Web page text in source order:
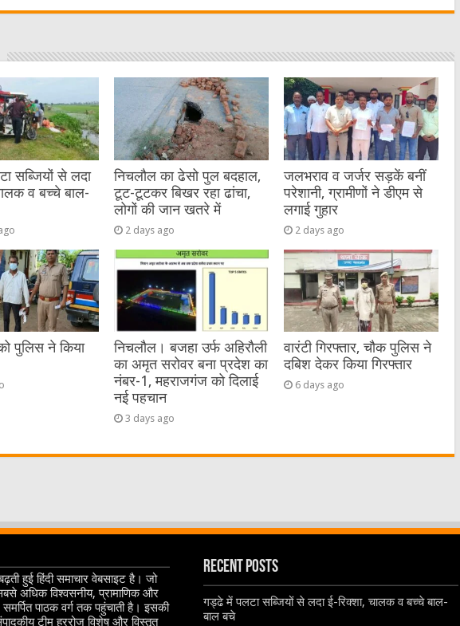
it
r
C
at
ai ss
n
er
at
A
p
सब्जियों से लदा
व बच्चे बाल-
निचलौल का ढेसो पुल बदहाल,
टूट-टूटकर बिखर रहा ढांचा,
लोगों की जान खतरे में
2 days ago
जलभराव व जर्जर सड़कें बनीं
परेशानी, ग्रामीणों ने डीएम से
लगाई गुहार
2 days ago
पुलिस ने किया
निचलौल। बजहा उर्फ अहिरौली
का अमृत सरोवर बना प्रदेश का
नंबर-1, महराजगंज को दिलाई
नई पहचान
3 days ago
वारंटी गिरफ्तार, चौक पुलिस ने
दबिश देकर किया गिरफ्तार
6 days ago
हुई हिंदी समाचार वेबसाइट है। जो
अधिक विश्वसनीय, प्रामाणिक और
समर्पित पाठक वर्ग तक पहुंचाती है। इसकी
टीम हररोज विशेष और विस्तृत
Recent Posts
गड्ढे में पलटा सब्जियों से लदा ई-रिक्शा, चालक व बच्चे बाल-
बाल बचे